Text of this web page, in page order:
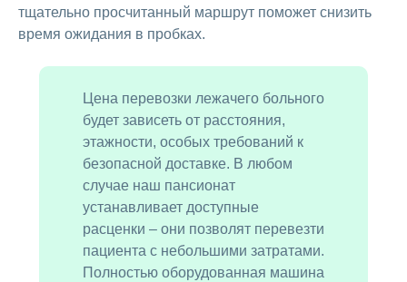
тщательно просчитанный маршрут поможет снизить
время ожидания в пробках.
Цена перевозки лежачего больного
будет зависеть от расстояния,
этажности, особых требований к
безопасной доставке. В любом
случае наш пансионат
устанавливает доступные
расценки – они позволят перевезти
пациента с небольшими затратами.
Полностью оборудованная машина